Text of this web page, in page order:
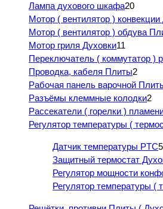
Лампа духового шкафа20
Мотор ( вентилятор ) конвекции
Мотор ( вентилятор ) обдува
Мотор гриля Духовки11
Переключатель ( коммутатор )
Проводка, кабеля Плиты2
Рабочая панель варочной
Разъёмы клеммные колодки2
Рассекатели ( горелки )
Регулятор температуры (
Датчик температуры PTC5
Защитный термостат
Регулятор мощности
Регулятор температуры (